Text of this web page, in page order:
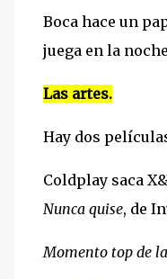
Boca hace un
juega en la
Las artes.
Hay dos
Coldplay saca
Nunca quise, de
Momento top de